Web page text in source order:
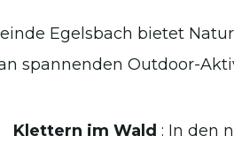
Egelsbach bietet
spannenden Outdoor-
Klettern im Wald : In den